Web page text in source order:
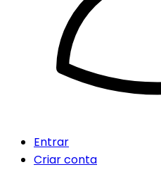
Entrar
Criar conta